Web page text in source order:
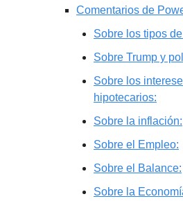
Comentarios de
Sobre los tipos
Sobre Trump y
Sobre los
hipotecarios:
Sobre la inflación:
Sobre el Empleo:
Sobre el Balance:
Sobre la